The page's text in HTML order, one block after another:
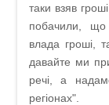
таки взяв
побачили, що
влада гроші,
давайте ми
речі, а
регіонах".